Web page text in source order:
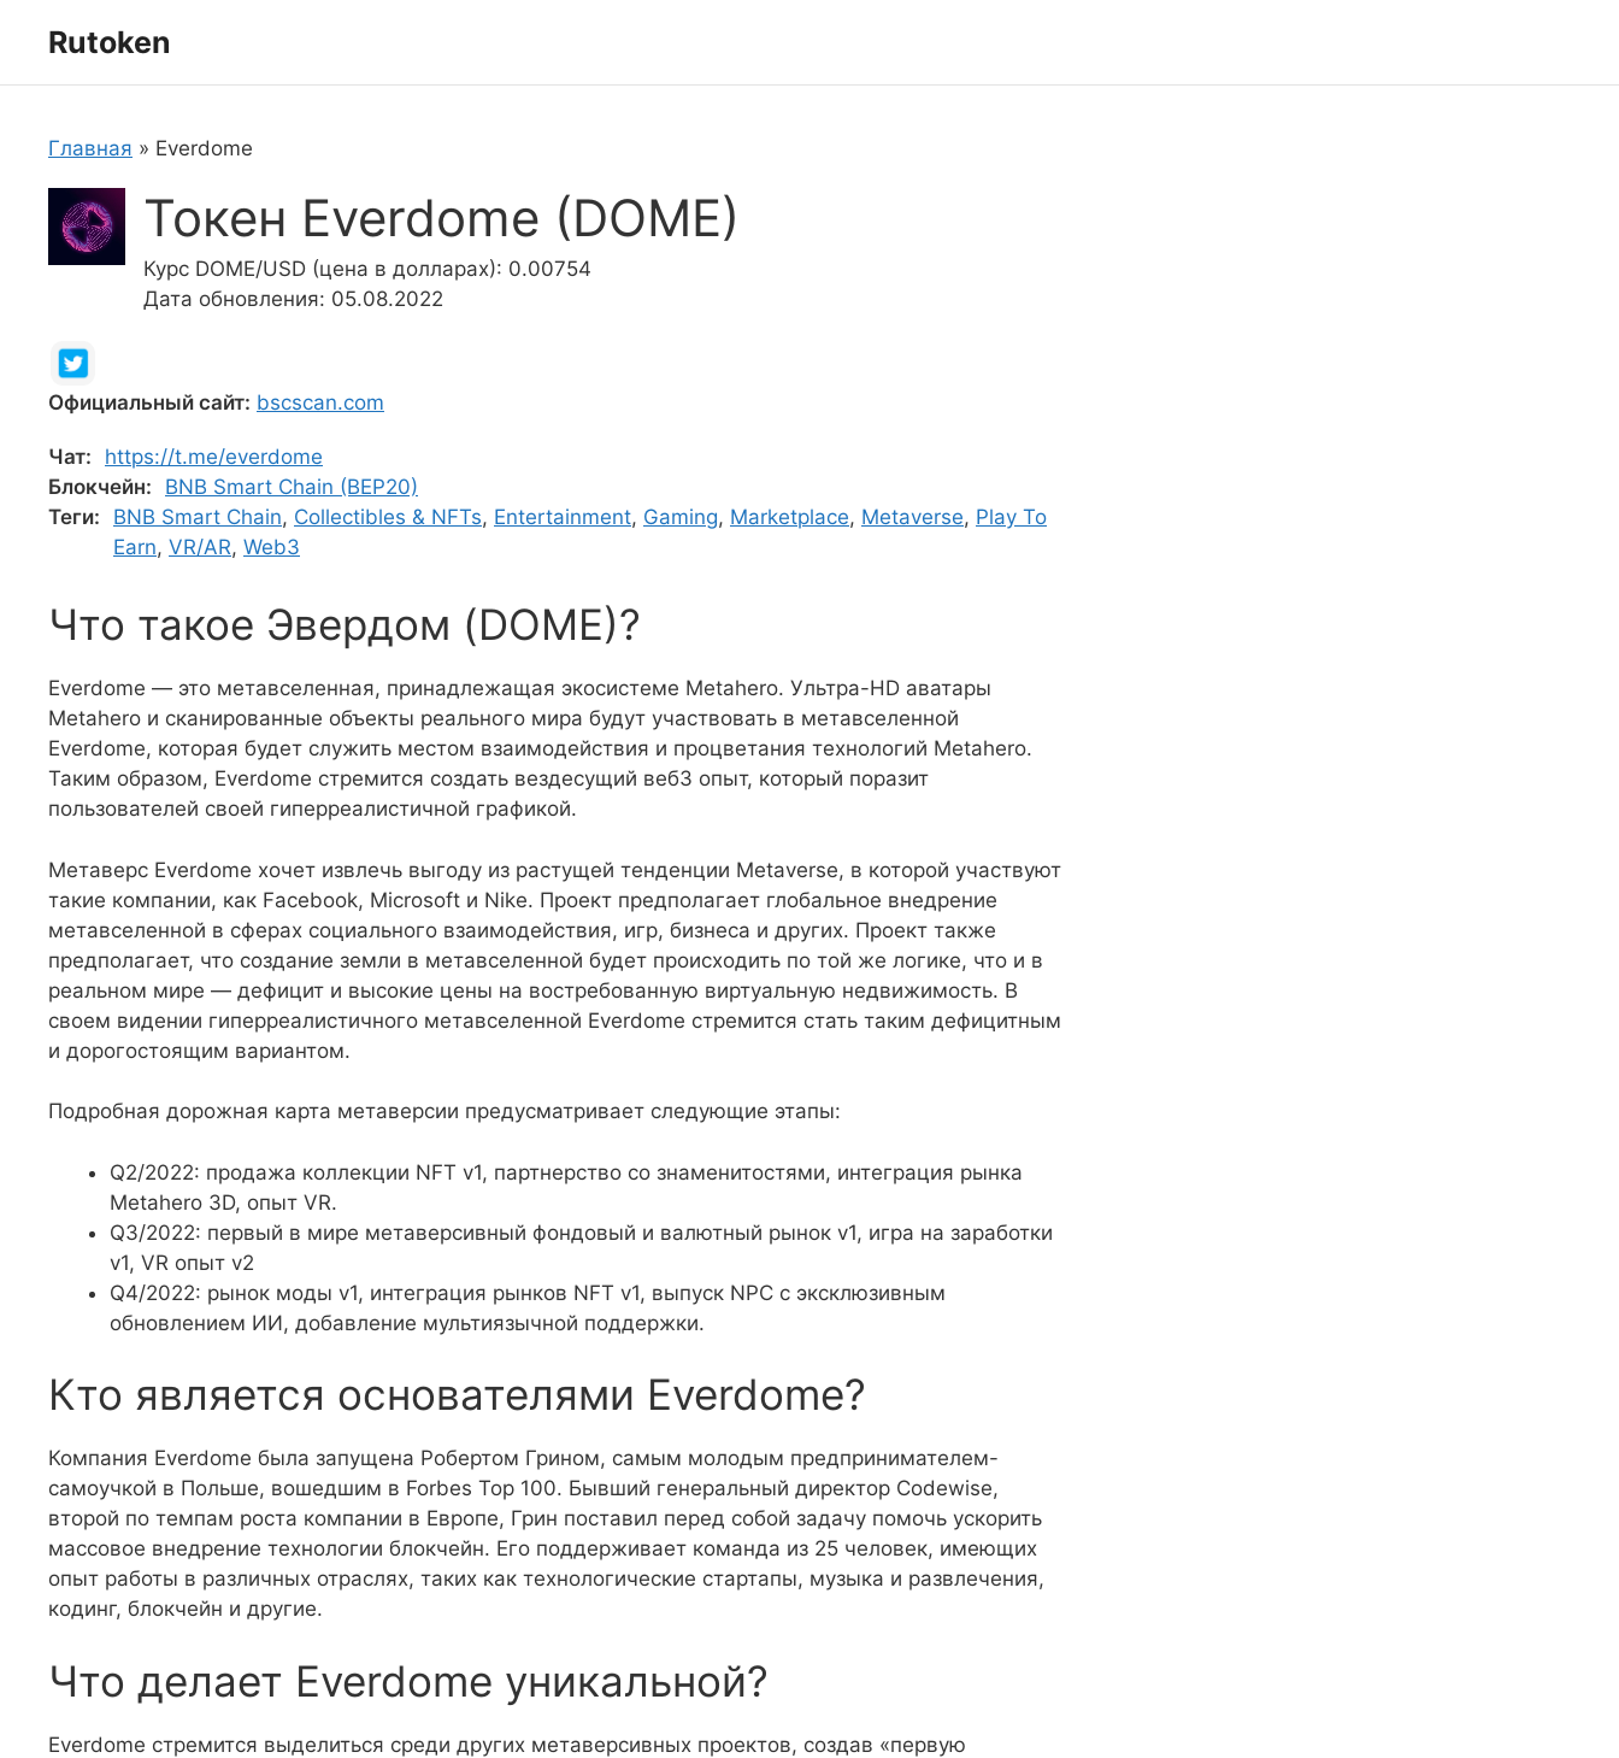
Rutoken
Главная » Everdome
Токен Everdome (DOME)
Курс DOME/USD (цена в долларах): 0.00754
Дата обновления: 05.08.2022
Официальный сайт: bscscan.com
Чат:
https://t.me/everdome
Блокчейн:
BNB Smart Chain (BEP20)
Теги:
BNB Smart Chain, Collectibles & NFTs, Entertainment, Gaming, Marketplace, Metaverse, Play To
Earn, VR/AR, Web3
Что такое Эвердом (DOME)?
Everdome — это метавселенная, принадлежащая экосистеме Metahero. Ультра-HD аватары
Metahero и сканированные объекты реального мира будут участвовать в метавселенной
Everdome, которая будет служить местом взаимодействия и процветания технологий Metahero.
Таким образом, Everdome стремится создать вездесущий веб3 опыт, который поразит
пользователей своей гиперреалистичной графикой.
Метаверс Everdome хочет извлечь выгоду из растущей тенденции Metaverse, в которой участвуют
такие компании, как Facebook, Microsoft и Nike. Проект предполагает глобальное внедрение
метавселенной в сферах социального взаимодействия, игр, бизнеса и других. Проект также
предполагает, что создание земли в метавселенной будет происходить по той же логике, что и в
реальном мире — дефицит и высокие цены на востребованную виртуальную недвижимость. В
своем видении гиперреалистичного метавселенной Everdome стремится стать таким дефицитным
и дорогостоящим вариантом.
Подробная дорожная карта метаверсии предусматривает следующие этапы:
Q2/2022: продажа коллекции NFT v1, партнерство со знаменитостями, интеграция рынка
Metahero 3D, опыт VR.
Q3/2022: первый в мире метаверсивный фондовый и валютный рынок v1, игра на заработки
v1, VR опыт v2
Q4/2022: рынок моды v1, интеграция рынков NFT v1, выпуск NPC с эксклюзивным
обновлением ИИ, добавление мультиязычной поддержки.
Кто является основателями Everdome?
Компания Everdome была запущена Робертом Грином, самым молодым предпринимателем-
самоучкой в Польше, вошедшим в Forbes Top 100. Бывший генеральный директор Codewise,
второй по темпам роста компании в Европе, Грин поставил перед собой задачу помочь ускорить
массовое внедрение технологии блокчейн. Его поддерживает команда из 25 человек, имеющих
опыт работы в различных отраслях, таких как технологические стартапы, музыка и развлечения,
кодинг, блокчейн и другие.
Что делает Everdome уникальной?
Everdome стремится выделиться среди других метаверсивных проектов, создав «первую